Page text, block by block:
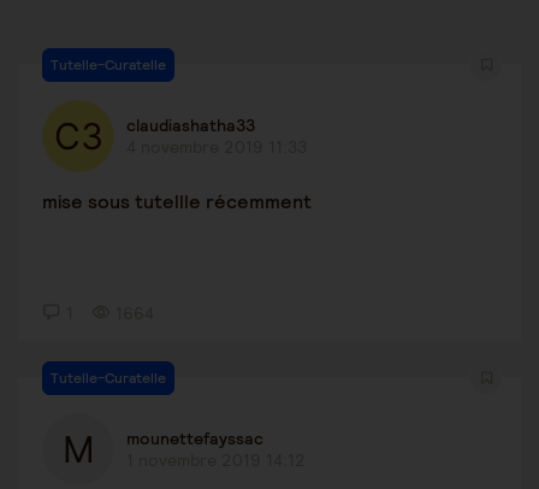
Tutelle-Curatelle
claudiashatha33
mise sous tutellle récemment
Tutelle-Curatelle
mounettefayssac